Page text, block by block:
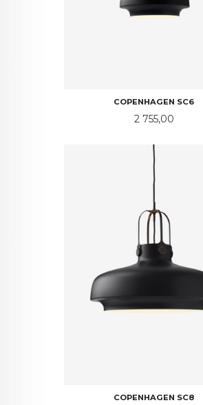
COPENHAGEN SC6
Pris
2 755,00
COPENHAGEN SC8